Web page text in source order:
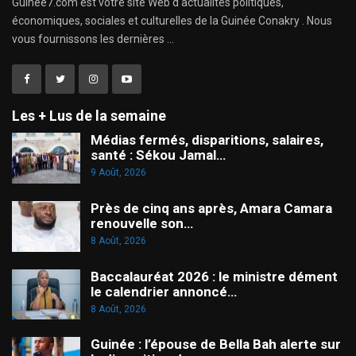
économiques, sociales et culturelles de la Guinée Conakry . Nous
vous fournissons les dernières ...
Les + Lus de la semaine
Médias fermés, disparitions, salaires,
santé : Sékou Jamal…
9 Août, 2026
Près de cinq ans après, Amara Camara
renouvelle son…
8 Août, 2026
Baccalauréat 2026 : le ministre dément
le calendrier annoncé…
8 Août, 2026
Guinée : l’épouse de Bella Bah alerte sur